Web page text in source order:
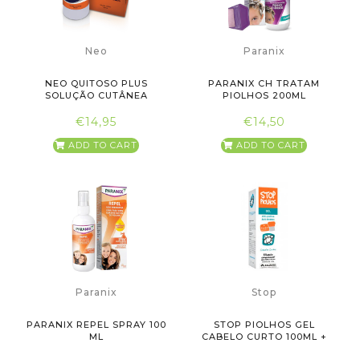
Neo
NEO QUITOSO PLUS
SOLUÇÃO CUTÂNEA
€14,95
ADD TO CART
Paranix
PARANIX CH TRATAM
PIOLHOS 200ML
€14,50
ADD TO CART
Paranix
PARANIX REPEL SPRAY 100
ML
Stop
STOP PIOLHOS GEL
CABELO CURTO 100ML +